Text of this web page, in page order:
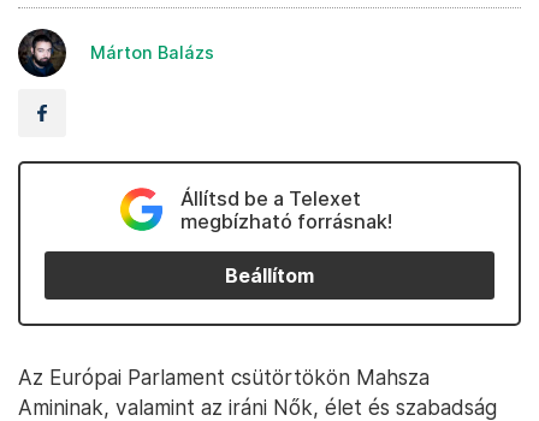
Márton Balázs
Állítsd be a Telexet
megbízható forrásnak!
Beállítom
Az Európai Parlament csütörtökön Mahsza
Amininak, valamint az iráni Nők, élet és szabadság